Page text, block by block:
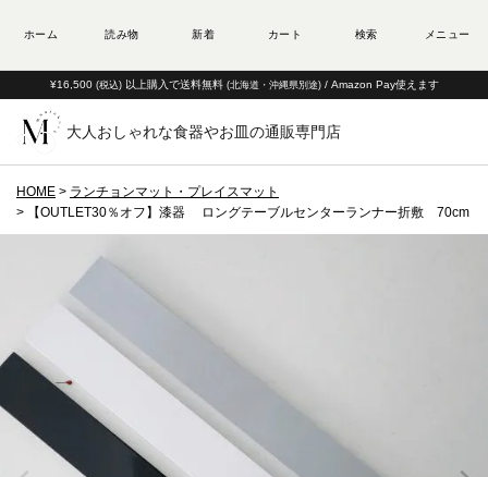
¥16,500 (税込) 以上購入で送料無料 (北海道・沖縄県別途) / Amazon Pay使えます
大人おしゃれな食器やお皿の通販専門店
HOME
ランチョンマット・プレイスマット
【OUTLET30％オフ】漆器 ロングテーブルセンターランナー折敷 70cm